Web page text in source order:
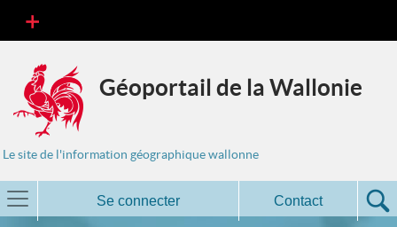
Géoportail de la Wallonie
Le site de l'information géographique wallonne
Se connecter Contact